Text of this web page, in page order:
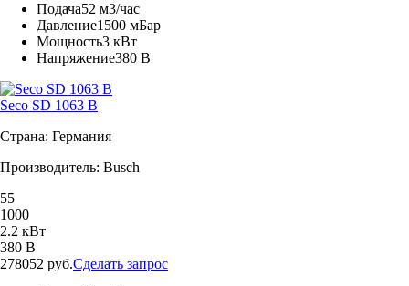
Подача52 м3/час
Давление1500 мБар
Мощность3 кВт
Напряжение380 В
Seco SD 1063 B
Страна: Германия
Производитель: Busch
55
1000
2.2 кВт
380 В
278052 руб.Сделать запрос